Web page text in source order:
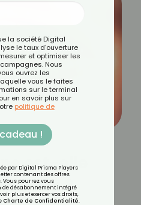
est-elle
yeux ?
la société Digital
le taux d'ouverture
et optimiser les
Nous
ouvrez les
vous le faites
sur le terminal
en savoir plus sur
politique de
!
par Digital Prisma Players
contenant des offres
Vous pourrez vous
désabonnement intégré
plus et exercer vos droits,
Charte de Confidentialité.